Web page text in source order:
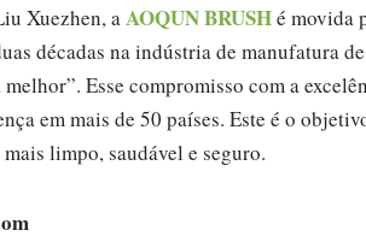
Xuezhen, aAOQUN BRUSHé movida
décadas na indústria de manufatura
Esse compromisso com a
em mais de 50 países. Este é o
limpo, saudável e seguro.